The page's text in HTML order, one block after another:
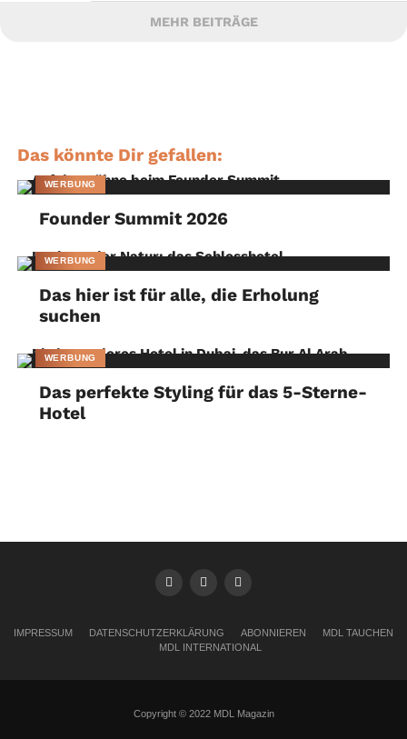
MEHR BEITRÄGE
Das könnte Dir gefallen:
WERBUNG
Founder Summit 2026
WERBUNG
Das hier ist für alle, die Erholung
suchen
WERBUNG
Das perfekte Styling für das 5-Sterne-
Hotel
IMPRESSUM DATENSCHUTZERKLÄRUNG ABONNIEREN
MDL TAUCHEN
MDL INTERNATIONAL
Copyright © 2022 MDL Magazin